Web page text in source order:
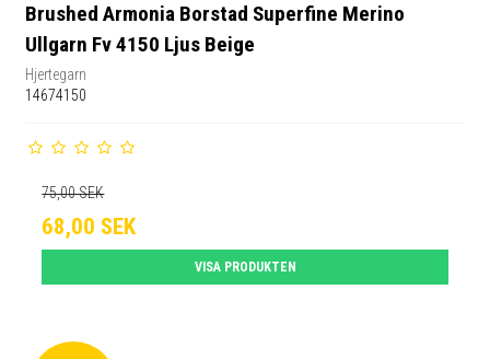
Brushed Armonia Borstad Superfine Merino
Ullgarn Fv 4150 Ljus Beige
Hjertegarn
14674150
75,00 SEK
68,00 SEK
VISA PRODUKTEN